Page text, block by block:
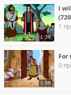
1:36
I
1
1:56
For
0